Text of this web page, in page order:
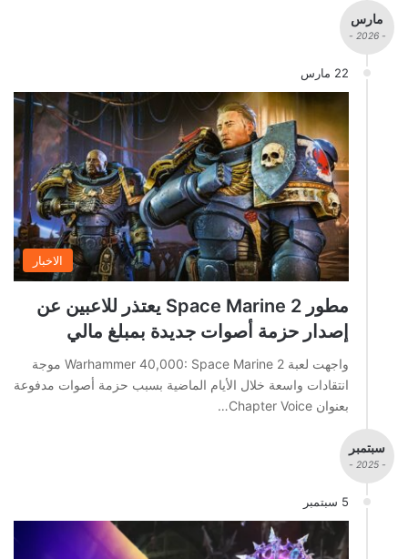
مارس
- 2026 -
22 مارس
الاخبار
مطور Space Marine 2 يعتذر للاعبين عن
إصدار حزمة أصوات جديدة بمبلغ مالي
واجهت لعبة Warhammer 40,000: Space Marine 2 موجة
انتقادات واسعة خلال الأيام الماضية بسبب حزمة أصوات مدفوعة
بعنوان Chapter Voice…
سبتمبر
- 2025 -
5 سبتمبر